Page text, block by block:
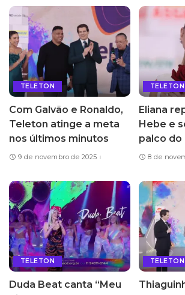
TELETON
Com Galvão e Ronaldo,
Teleton atinge a meta
nos últimos minutos
9 de novembro de 2025
TELETON
Eliana
Hebe e
palco do
8 de
TELETON
Duda Beat canta “Meu
TELETON